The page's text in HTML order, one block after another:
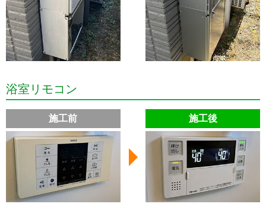
浴室リモコン
施工前 施工後